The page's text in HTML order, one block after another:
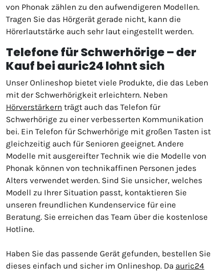
von Phonak zählen zu den aufwendigeren Modellen.
Tragen Sie das Hörgerät gerade nicht, kann die
Hörerlautstärke auch sehr laut eingestellt werden.
Telefone für Schwerhörige – der
Kauf bei auric24 lohnt sich
Unser Onlineshop bietet viele Produkte, die das Leben
mit der Schwerhörigkeit erleichtern. Neben
Hörverstärkern trägt auch das Telefon für
Schwerhörige zu einer verbesserten Kommunikation
bei. Ein Telefon für Schwerhörige mit großen Tasten ist
gleichzeitig auch für Senioren geeignet. Andere
Modelle mit ausgereifter Technik wie die Modelle von
Phonak können von technikaffinen Personen jedes
Alters verwendet werden. Sind Sie unsicher, welches
Modell zu Ihrer Situation passt, kontaktieren Sie
unseren freundlichen Kundenservice für eine
Beratung. Sie erreichen das Team über die kostenlose
Hotline.
Haben Sie das passende Gerät gefunden, bestellen Sie
dieses einfach und sicher im Onlineshop. Da auric24